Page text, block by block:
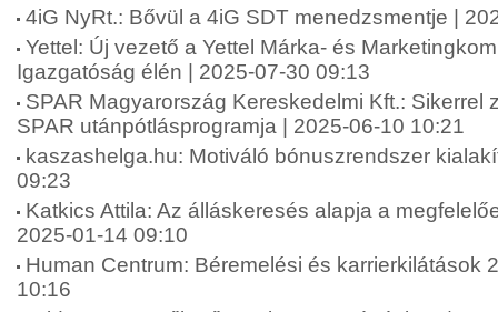
4iG NyRt.: Bővül a 4iG SDT menedzsmentje |
Yettel: Új vezető a Yettel Márka- és
Igazgatóság élén | 2025-07-30 09:13
SPAR Magyarország Kereskedelmi Kft.: Sikerrel
SPAR utánpótlásprogramja | 2025-06-10 10:21
kaszashelga.hu: Motiváló bónuszrendszer
09:23
Katkics Attila: Az álláskeresés alapja a
2025-01-14 09:10
Human Centrum: Béremelési és karrierkilátások
10:16